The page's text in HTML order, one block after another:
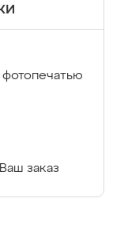
заказ